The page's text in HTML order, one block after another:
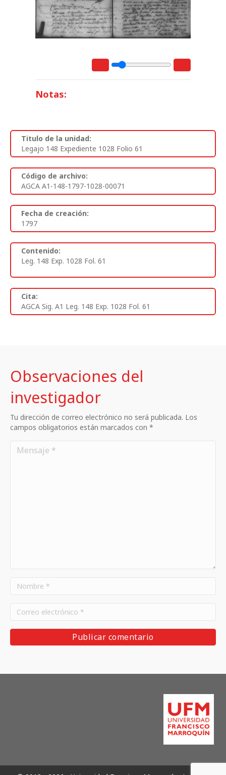
Notas:
Titulo de la unidad:
Legajo 148 Expediente 1028 Folio 61
Código de archivo:
AGCA A1-148-1797-1028-00071
Fecha de creación:
1797
Contenido:
Leg. 148 Exp. 1028 Fol. 61
Cita:
AGCA Sig. A1 Leg. 148 Exp. 1028 Fol. 61
Observaciones del
investigador
Tu dirección de correo electrónico no será publicada. Los
campos obligatorios están marcados con *